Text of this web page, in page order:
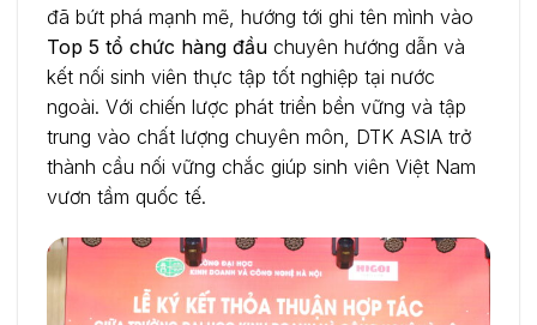
đã bứt phá mạnh mẽ, hướng tới ghi tên mình vào
Top 5 tổ chức hàng đầu chuyên hướng dẫn và
kết nối sinh viên thực tập tốt nghiệp tại nước
ngoài. Với chiến lược phát triển bền vững và tập
trung vào chất lượng chuyên môn, DTK ASIA trở
thành cầu nối vững chắc giúp sinh viên Việt Nam
vươn tầm quốc tế.